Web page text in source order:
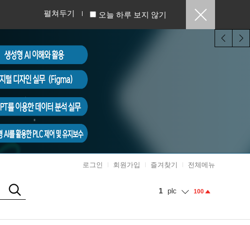
펼쳐두기 오늘 하루 보지 않기
로그인 회원가입 즐겨찾기 전체메뉴
1 plc 100